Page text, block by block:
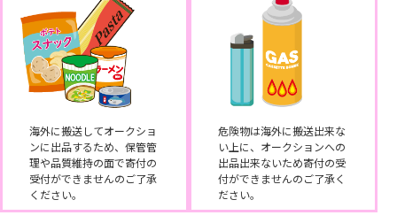
海外に搬送してオークショ
ンに出品するため、保管管
理や品質維持の面で寄付の
受付ができませんのご了承
ください。
危険物は海外に搬送出来な
い上に、オークションへの
出品出来ないため寄付の受
付ができませんのご了承く
ださい。